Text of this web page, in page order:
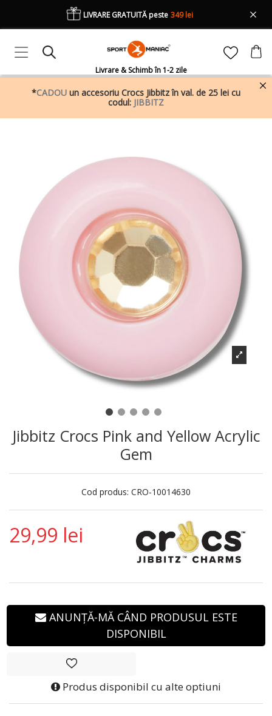
Livrare & Schimb în 1-2 zile
LIVRARE GRATUITĂ peste 349 lei
*CADOU un accesoriu Crocs Jibbitz în val. de 25 lei cu
codul: JIBBITZ
Jibbitz Crocs Pink and Yellow Acrylic
Gem
Cod produs: CRO-10014630
29,99 lei
ANUNȚĂ-MĂ CÂND PRODUSUL ESTE
DISPONIBIL
Produs disponibil cu alte optiuni